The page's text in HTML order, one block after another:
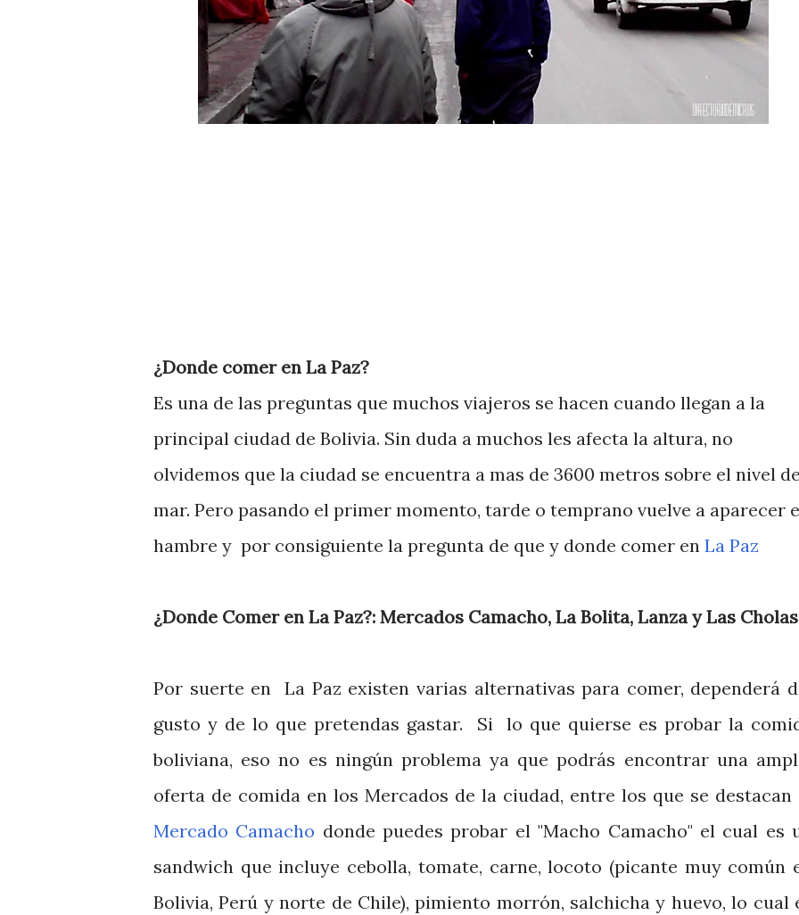
¿Donde comer en La Paz?
Es una de las preguntas que muchos viajeros se hacen cuando llegan a la
principal ciudad de Bolivia. Sin duda a muchos les afecta la altura, no
olvidemos que la ciudad se encuentra a mas de 3600 metros sobre el nivel
mar. Pero pasando el primer momento, tarde o temprano vuelve a aparecer
hambre y por consiguiente la pregunta de que y donde comer en La Paz
¿Donde Comer en La Paz?: Mercados Camacho, La Bolita, Lanza y Las Cholas
Por suerte en La Paz existen varias alternativas para comer, dependerá
gusto y de lo que pretendas gastar. Si lo que quierse es probar la
boliviana, eso no es ningún problema ya que podrás encontrar una
oferta de comida en los Mercados de la ciudad, entre los que se destacan
Mercado Camacho donde puedes probar el "Macho Camacho" el cual es
sandwich que incluye cebolla, tomate, carne, locoto (picante muy común
Bolivia, Perú y norte de Chile), pimiento morrón, salchicha y huevo, lo cual